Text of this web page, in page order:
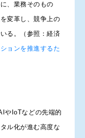
、業務そのもの
変革し、競争上の
る。（参照：経済
ョンを推進するた
やIoTなどの先端的
ル化が進む高度な